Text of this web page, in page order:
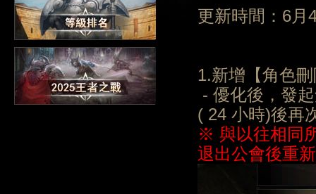
更新時間：6月
1.新增【角色
- 優化後，發
( 24 小時)後再
※ 與以往相同
退出公會後重